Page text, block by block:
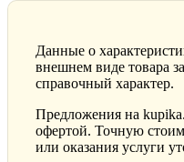
Данные о
внешнем виде товара
справочный характер.
Предложения на
офертой. Точную
или оказания услуги